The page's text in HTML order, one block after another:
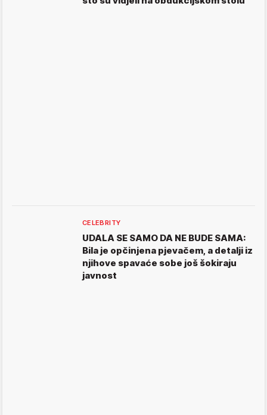
CELEBRITY
UDALA SE SAMO DA NE BUDE SAMA:
Bila je opčinjena pjevačem, a detalji iz
njihove spavaće sobe još šokiraju
javnost